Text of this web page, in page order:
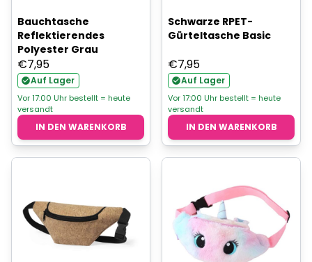
Bauchtasche
Reflektierendes
Polyester Grau
€7,95
Auf Lager
Vor 17:00 Uhr bestellt = heute
versandt
IN DEN WARENKORB
Schwarze RPET-
Gürteltasche Basic
€7,95
Auf Lager
Vor 17:00 Uhr bestellt = heute
versandt
IN DEN WARENKORB